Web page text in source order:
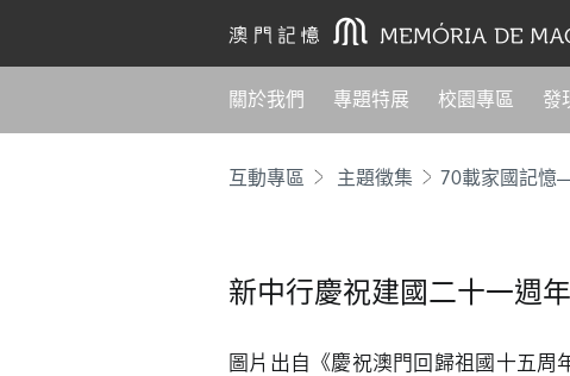
關於我們 專題特展 校園專區 發
互動專區 主題徵集 70載家國記憶
新中行慶祝建國二十一週
圖片出自《慶祝澳門回歸祖國十五